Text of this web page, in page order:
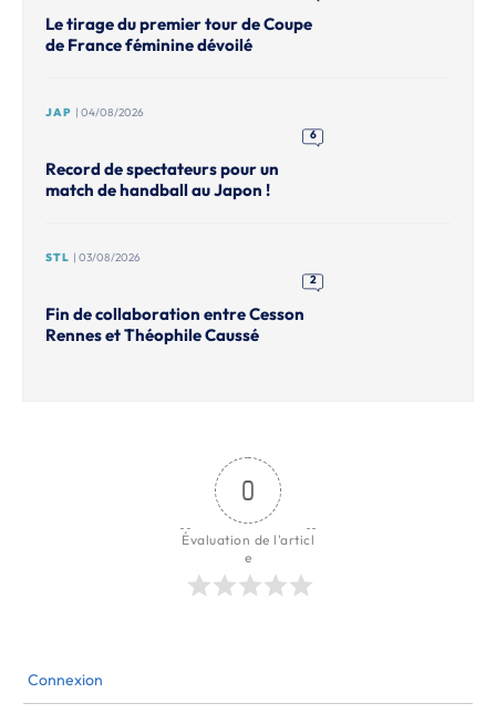
Le tirage du premier tour de Coupe
de France féminine dévoilé
JAP | 04/08/2026
6
Record de spectateurs pour un
match de handball au Japon !
STL | 03/08/2026
2
Fin de collaboration entre Cesson
Rennes et Théophile Caussé
0
Évaluation de l'articl
e
Connexion